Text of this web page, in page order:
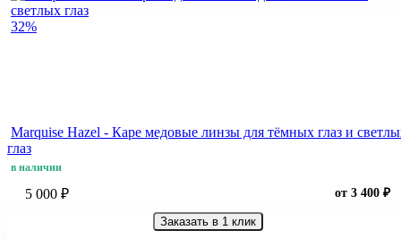
32%
Marquise Hazel - Каре медовые линзы для тёмных глаз и
глаз
в наличии
5 000 ₽ от 3 400 ₽
Заказать в 1 клик